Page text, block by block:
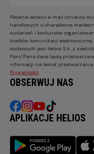
Podanie adresu e-mail oznacza
handlowych o charakterze
wydarzeń i konkursów
środków komunikacji
osobowych jest Helios S.A. z
Pani/Pana dane będą
informacji na temat
Prywatności
OBSERWUJ NAS
APLIKACJE HELIOS